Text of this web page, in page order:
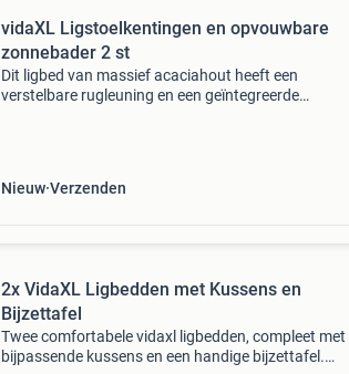
vidaXL Ligstoelkentingen en opvouwbare
zonnebader 2 st
Dit ligbed van massief acaciahout heeft een
verstelbare rugleuning en een geïntegreerde
Nieuw Verzenden
2x VidaXL Ligbedden met Kussens en
Bijzettafel
Twee comfortabele vidaxl ligbedden, compleet met
bijpassende kussens en een handige bijzettafel.